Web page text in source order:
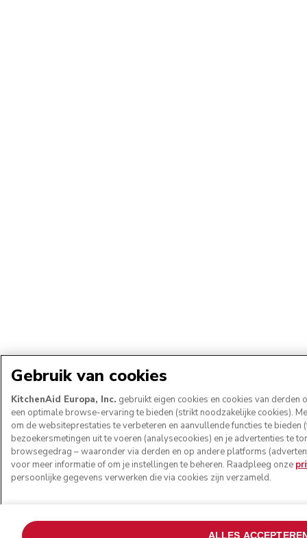
Gebruik van cookies
KitchenAid Europa, Inc. gebruikt eigen cookies en cookies van
een optimale browse-ervaring te bieden (strikt noodzakelijke cookies).
om de websiteprestaties te verbeteren en aanvullende functies te bieden
bezoekersmetingen uit te voeren (analysecookies) en je advertenties te
browsegedrag – waaronder via derden en op andere platforms
voor meer informatie of om je instellingen te beheren. Raadpleeg onze
persoonlijke gegevens verwerken die via cookies zijn verzameld.
ALLES